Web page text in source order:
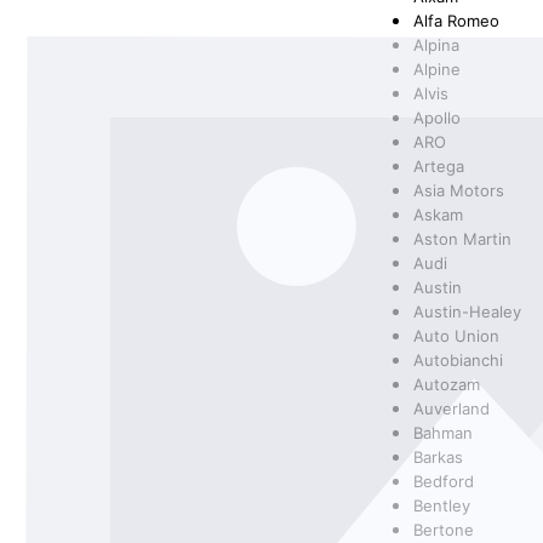
HEIZUNG/
KUPPLUNG/
KLEBSTOFFE
BOSCH
GENERAL
MERCEDES
PEMCO
Alfa Romeo
Alpina
Alpine
Alvis
Apollo
ARO
Artega
Asia Motors
Askam
Aston Martin
Audi
Austin
Austin-Healey
Auto Union
Autobianchi
Autozam
Auverland
Bahman
Barkas
Bedford
Bentley
Bertone